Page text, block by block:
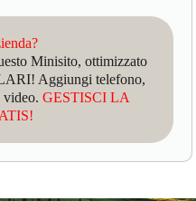
Minisito, ottimizzato
Aggiungi telefono,
video.GESTISCI LA